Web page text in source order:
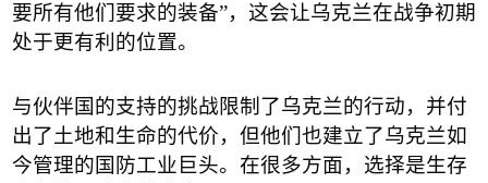
要所有他们要求的装备”，这会让乌克兰在战争初期
处于更有利的位置。
与伙伴国的支持的挑战限制了乌克兰的行动，并付
出了土地和生命的代价，但他们也建立了乌克兰如
今管理的国防工业巨头。在很多方面，选择是生存